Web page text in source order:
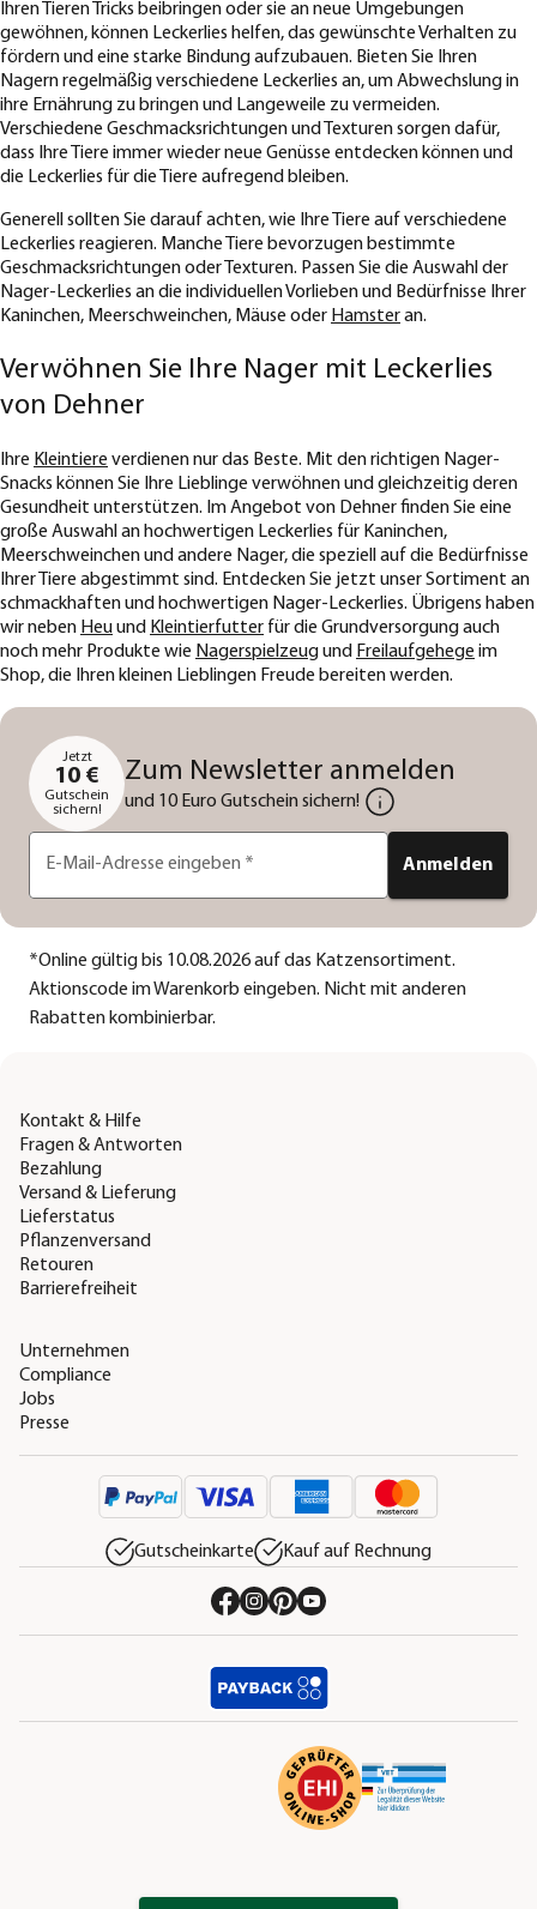
Ihren Tieren Tricks beibringen oder sie an neue Umgebungen
gewöhnen, können Leckerlies helfen, das gewünschte Verhalten zu
fördern und eine starke Bindung aufzubauen. Bieten Sie Ihren
Nagern regelmäßig verschiedene Leckerlies an, um Abwechslung in
ihre Ernährung zu bringen und Langeweile zu vermeiden.
Verschiedene Geschmacksrichtungen und Texturen sorgen dafür,
dass Ihre Tiere immer wieder neue Genüsse entdecken können und
die Leckerlies für die Tiere aufregend bleiben.
Generell sollten Sie darauf achten, wie Ihre Tiere auf verschiedene
Leckerlies reagieren. Manche Tiere bevorzugen bestimmte
Geschmacksrichtungen oder Texturen. Passen Sie die Auswahl der
Nager-Leckerlies an die individuellen Vorlieben und Bedürfnisse Ihrer
Kaninchen, Meerschweinchen, Mäuse oder Hamsteran.
Verwöhnen Sie Ihre Nager mit Leckerlies
von Dehner
Ihre Kleintiere verdienen nur das Beste. Mit den richtigen Nager-
Snacks können Sie Ihre Lieblinge verwöhnen und gleichzeitig deren
Gesundheit unterstützen. Im Angebot von Dehner finden Sie eine
große Auswahl an hochwertigen Leckerlies für Kaninchen,
Meerschweinchen und andere Nager, die speziell auf die Bedürfnisse
Ihrer Tiere abgestimmt sind. Entdecken Sie jetzt unser Sortiment an
schmackhaften und hochwertigen Nager-Leckerlies. Übrigens haben
wir neben Heuund Kleintierfutter für die Grundversorgung auch
noch mehr Produkte wie Nagerspielzeugund Freilaufgehege im
Shop, die Ihren kleinen Lieblingen Freude bereiten werden.
Jetzt
10 €
Gutschein
sichern!
Zum Newsletter anmelden
und 10 Euro Gutschein sichern!
E-Mail-Adresse eingeben * Anmelden
*Online gültig bis 10.08.2026 auf das Katzensortiment.
Aktionscode im Warenkorb eingeben. Nicht mit anderen
Rabatten kombinierbar.
Kontakt & Hilfe
Fragen & Antworten
Bezahlung
Versand & Lieferung
Lieferstatus
Pflanzenversand
Retouren
Barrierefreiheit
Unternehmen
Compliance
Jobs
Presse
Gutscheinkarte Kauf auf Rechnung